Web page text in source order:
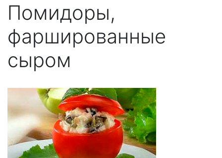
Помидоры,
фаршированные
сыром